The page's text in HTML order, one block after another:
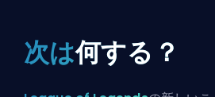
次は何する？